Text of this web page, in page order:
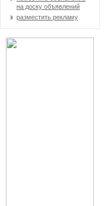
на доску объявлений
разместить рекламу